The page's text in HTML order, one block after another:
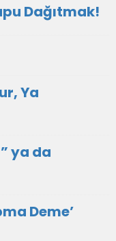
Dağıtmak!
Ya
ya da
Deme’